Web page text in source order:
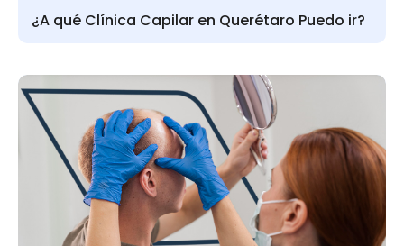
¿A qué Clínica Capilar en Querétaro Puedo ir?